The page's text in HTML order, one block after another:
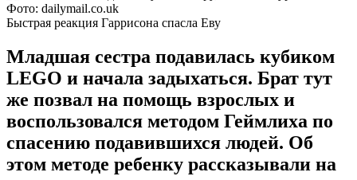
Фото: dailymail.co.uk
Быстрая реакция Гаррисона спасла Еву
Младшая сестра подавилась кубиком
LEGO и начала задыхаться. Брат тут
же позвал на помощь взрослых и
воспользовался методом Геймлиха по
спасению подавившихся людей. Об
этом методе ребенку рассказывали на